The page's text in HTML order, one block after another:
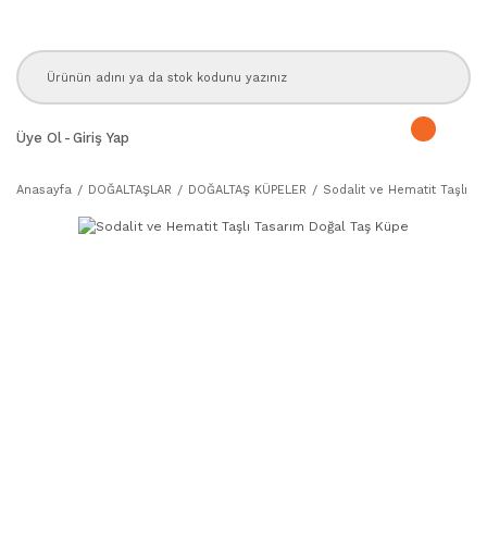
Üye Ol - Giriş Yap
Anasayfa DOĞALTAŞLAR DOĞALTAŞ KÜPELER Sodalit ve Hematit Taşlı